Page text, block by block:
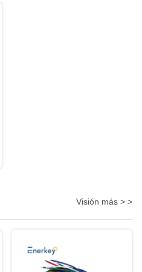
Visión más > >